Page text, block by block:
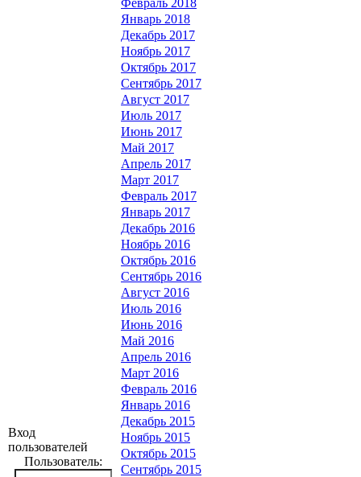
Вход
пользователей
Пользователь:
Февраль 2018
Январь 2018
Декабрь 2017
Ноябрь 2017
Октябрь 2017
Сентябрь 2017
Август 2017
Июль 2017
Июнь 2017
Май 2017
Апрель 2017
Март 2017
Февраль 2017
Январь 2017
Декабрь 2016
Ноябрь 2016
Октябрь 2016
Сентябрь 2016
Август 2016
Июль 2016
Июнь 2016
Май 2016
Апрель 2016
Март 2016
Февраль 2016
Январь 2016
Декабрь 2015
Ноябрь 2015
Октябрь 2015
Сентябрь 2015